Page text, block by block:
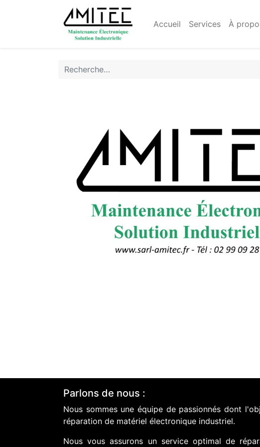
Accueil Services À
Parlons de nous :
Nous sommes une équipe de passionnés dont
réparation de matériel électronique industriel.
Nous vous assurons un service optimal de